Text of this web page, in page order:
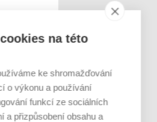
na této
ke shromažďování
o výkonu a používání
funkcí ze sociálních
a přizpůsobení obsahu a